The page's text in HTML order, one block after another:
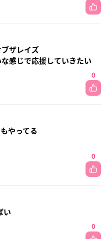
ザレイズ
感じで応援していきたい
0
やってる
0
い
0